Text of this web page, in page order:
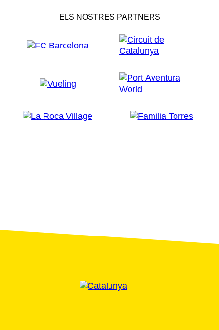
ELS NOSTRES PARTNERS